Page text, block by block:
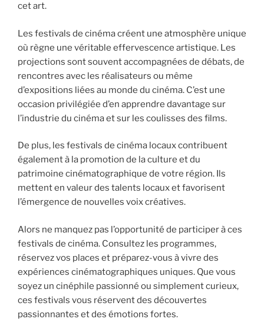
cet art.
Les festivals de cinéma créent une atmosphère unique
où règne une véritable effervescence artistique. Les
projections sont souvent accompagnées de débats, de
rencontres avec les réalisateurs ou même
d’expositions liées au monde du cinéma. C’est une
occasion privilégiée d’en apprendre davantage sur
l’industrie du cinéma et sur les coulisses des films.
De plus, les festivals de cinéma locaux contribuent
également à la promotion de la culture et du
patrimoine cinématographique de votre région. Ils
mettent en valeur des talents locaux et favorisent
l’émergence de nouvelles voix créatives.
Alors ne manquez pas l’opportunité de participer à ces
festivals de cinéma. Consultez les programmes,
réservez vos places et préparez-vous à vivre des
expériences cinématographiques uniques. Que vous
soyez un cinéphile passionné ou simplement curieux,
ces festivals vous réservent des découvertes
passionnantes et des émotions fortes.